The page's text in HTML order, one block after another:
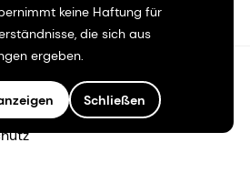
keine Haftung für
die sich aus
ergeben.
Schließen
Rechte vorbehalten.